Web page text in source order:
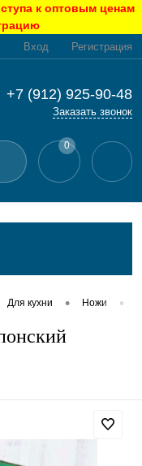
к оптовым ценам
Вход Регистрация
+7 (912) 925-90-48
Заказать звонок
0
Для кухни • Ножи •